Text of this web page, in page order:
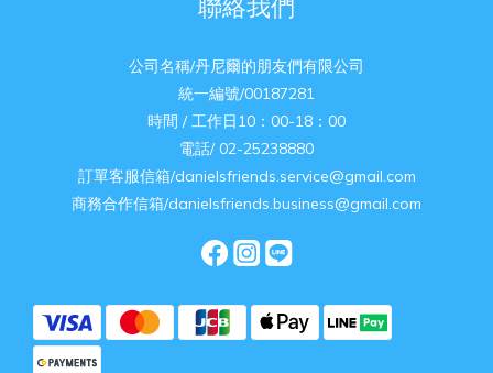
聯絡我們
公司名稱/丹尼爾的朋友們有限公司
統一編號/00187281
時間 / 工作日10：00-18：00
電話/ 02-25238880
訂單客服信箱/danielsfriends.service@gmail.com
商務合作信箱/danielsfriends.business@gmail.com